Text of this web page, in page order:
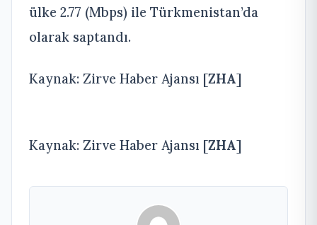
ülke 2.77 (Mbps) ile Türkmenistan’da
olarak saptandı.
Kaynak: Zirve Haber Ajansı [ZHA]
Kaynak: Zirve Haber Ajansı [ZHA]